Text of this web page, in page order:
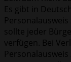
Es gibt in
sollte jeder
verfügen. Bei